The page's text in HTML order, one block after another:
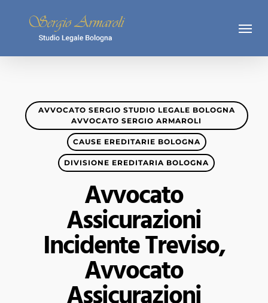
Menu
AVVOCATO SERGIO STUDIO LEGALE BOLOGNA
AVVOCATO SERGIO ARMAROLI
CAUSE EREDITARIE BOLOGNA
DIVISIONE EREDITARIA BOLOGNA
Avvocato
Assicurazioni
Incidente Treviso,
Avvocato